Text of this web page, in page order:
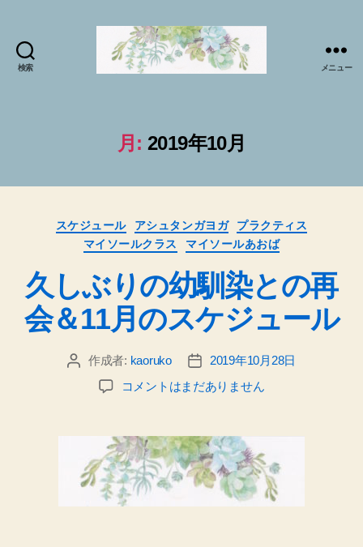
検索
ー
ル
ラ
テ
ィ
で
sabai♪
か
お
る
の
日
メニュー
月: 2019年10月
カ
テ
ゴ
リ
ー
スケジュール アシュタンガヨガ
プラクティス
マイソールクラス
マイソールあおば
久しぶりの幼馴染との再
会＆11月のスケジュール
投 作成者: kaoruko
投
稿
日
2019年10月28日
久
り
の
幼
馴
染
コメントはまだありません